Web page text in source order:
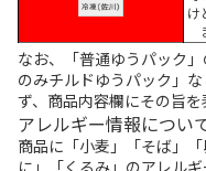
け
なお、「普通ゆうパック
のみチルドゆうパック」
ず、商品内容欄にその旨を
アレルギー情報につい
商品に「小麦」「そば」